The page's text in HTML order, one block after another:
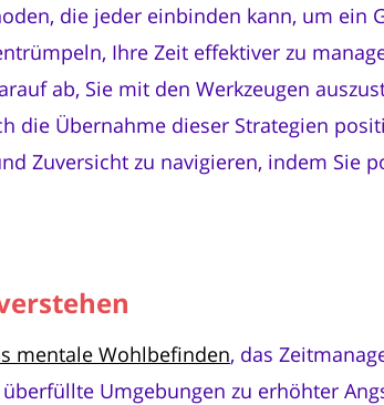
die jeder einbinden kann, um ein
Ihre Zeit effektiver zu
ab, Sie mit den Werkzeugen
die Übernahme dieser Strategien
Zuversicht zu navigieren, indem Sie
mentale Wohlbefinden, das
Umgebungen zu erhöhter